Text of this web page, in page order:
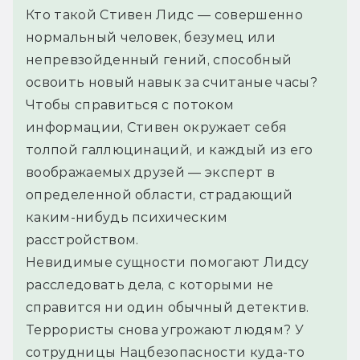
Кто такой Стивен Лидс — совершенно
нормальный человек, безумец или
непревзойденный гений, способный
освоить новый навык за считаные часы?
Чтобы справиться с потоком
информации, Стивен окружает себя
толпой галлюцинаций, и каждый из его
воображаемых друзей — эксперт в
определенной области, страдающий
каким-нибудь психическим
расстройством.
Невидимые сущности помогают Лидсу
расследовать дела, с которыми не
справится ни один обычный детектив.
Террористы снова угрожают людям? У
сотрудницы Нацбезопасности куда-то